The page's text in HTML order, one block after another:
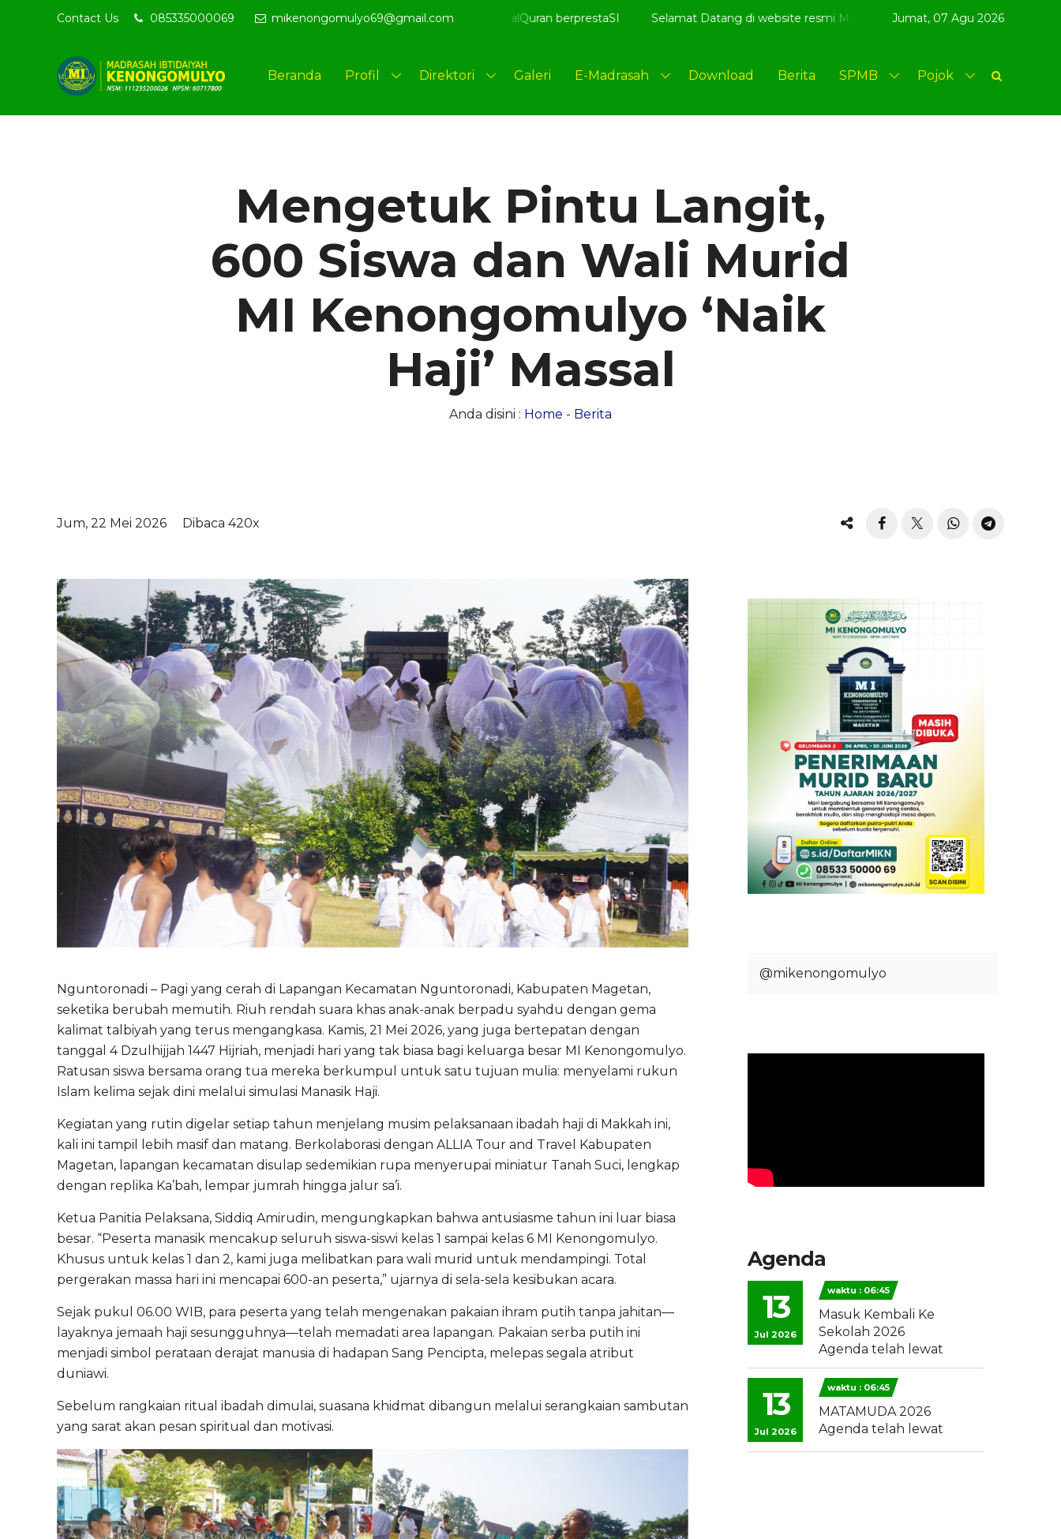
Contact Us 085335000069 mikenongomulyo69@gmail.com
Datang di website resmi MI Kenongomulyo - MIKN BerAQSI Beradab alQuran berprestaSI Selamat Datang di website resmi MI Kenongomulyo - MIKN BerAQSI Beradab alQuran
Jumat, 07 Agu 2026
Beranda Profil Direktori Galeri E-Madrasah Download Berita SPMB Pojok
Mengetuk Pintu Langit,
600 Siswa dan Wali Murid
MI Kenongomulyo ‘Naik
Haji’ Massal
Anda disini : Home - Berita
Jum, 22 Mei 2026 Dibaca 420x
Nguntoronadi – Pagi yang cerah di Lapangan Kecamatan Nguntoronadi, Kabupaten Magetan,
seketika berubah memutih. Riuh rendah suara khas anak-anak berpadu syahdu dengan gema
kalimat talbiyah yang terus mengangkasa. Kamis, 21 Mei 2026, yang juga bertepatan dengan
tanggal 4 Dzulhijjah 1447 Hijriah, menjadi hari yang tak biasa bagi keluarga besar MI Kenongomulyo.
Ratusan siswa bersama orang tua mereka berkumpul untuk satu tujuan mulia: menyelami rukun
Islam kelima sejak dini melalui simulasi Manasik Haji.
Kegiatan yang rutin digelar setiap tahun menjelang musim pelaksanaan ibadah haji di Makkah ini,
kali ini tampil lebih masif dan matang. Berkolaborasi dengan ALLIA Tour and Travel Kabupaten
Magetan, lapangan kecamatan disulap sedemikian rupa menyerupai miniatur Tanah Suci, lengkap
dengan replika Ka’bah, lempar jumrah hingga jalur sa’i.
Ketua Panitia Pelaksana, Siddiq Amirudin, mengungkapkan bahwa antusiasme tahun ini luar biasa
besar. “Peserta manasik mencakup seluruh siswa-siswi kelas 1 sampai kelas 6 MI Kenongomulyo.
Khusus untuk kelas 1 dan 2, kami juga melibatkan para wali murid untuk mendampingi. Total
pergerakan massa hari ini mencapai 600-an peserta,” ujarnya di sela-sela kesibukan acara.
Sejak pukul 06.00 WIB, para peserta yang telah mengenakan pakaian ihram putih tanpa jahitan—
layaknya jemaah haji sesungguhnya—telah memadati area lapangan. Pakaian serba putih ini
menjadi simbol perataan derajat manusia di hadapan Sang Pencipta, melepas segala atribut
duniawi.
Sebelum rangkaian ritual ibadah dimulai, suasana khidmat dibangun melalui serangkaian sambutan
yang sarat akan pesan spiritual dan motivasi.
@mikenongomulyo
Agenda
13
Jul 2026
waktu : 06:45
Masuk Kembali Ke
Sekolah 2026
Agenda telah lewat
13
Jul 2026
waktu : 06:45
MATAMUDA 2026
Agenda telah lewat